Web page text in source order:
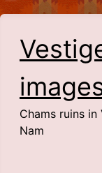
Chams ruins
Nam